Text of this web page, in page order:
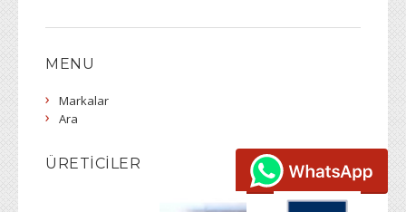
MENU
Markalar
Ara
ÜRETICILER